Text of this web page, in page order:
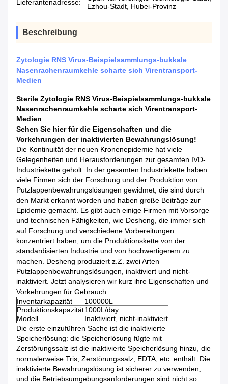
Lieferantenadresse:
Ezhou-Stadt, Hubei-Provinz
Beschreibung
Zytologie RNS Virus-Beispielsammlungs-bukkale
Nasenrachenraumkehle scharte sich Virentransport-
Medien
Sterile Zytologie RNS Virus-Beispielsammlungs-bukkale
Nasenrachenraumkehle scharte sich Virentransport-
Medien
Sehen Sie hier für die Eigenschaften und die
Vorkehrungen der inaktivierten Bewahrungslösung!
Die Kontinuität der neuen Kronenepidemie hat viele
Gelegenheiten und Herausforderungen zur gesamten IVD-
Industriekette geholt. In der gesamten Industriekette haben
viele Firmen sich der Forschung und der Produktion von
Putzlappenbewahrungslösungen gewidmet, die sind durch
den Markt erkannt worden und haben große Beiträge zur
Epidemie gemacht. Es gibt auch einige Firmen mit Vorsorge
und technischen Fähigkeiten, wie Desheng, die immer sich
auf Forschung und verschiedene Vorbereitungen
konzentriert haben, um die Produktionskette von der
standardisierten Industrie und von hochwertigerem zu
machen. Desheng produziert z.Z. zwei Arten
Putzlappenbewahrungslösungen, inaktiviert und nicht-
inaktiviert. Jetzt analysieren wir kurz ihre Eigenschaften und
Vorkehrungen für Gebrauch.
Inventarkapazität
100000L
Produktionskapazität1000L/day
Modell
Inaktiviert, nicht-inaktiviert
Die erste einzuführen Sache ist die inaktivierte
Speicherlösung: die Speicherlösung fügte mit
Zerstörungssalz ist die inaktivierte Speicherlösung hinzu, die
normalerweise Tris, Zerstörungssalz, EDTA, etc. enthält. Die
inaktivierte Bewahrungslösung ist sicherer zu verwenden,
und die Betriebsumgebungsanforderungen sind nicht so